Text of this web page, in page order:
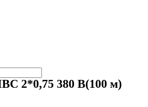
2*0,75 380 В(100 м)